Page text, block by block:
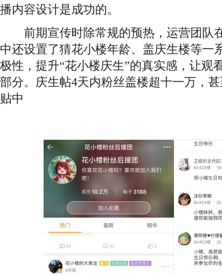
播内容设计是成功的。
前期宣传时除常规的预热，运营团队
中还设置了猜花小楼年龄、盖庆生楼等一
极性，提升“花小楼庆生”的真实感，让观
部分。庆生帖4天内粉丝盖楼超十一万，
贴中